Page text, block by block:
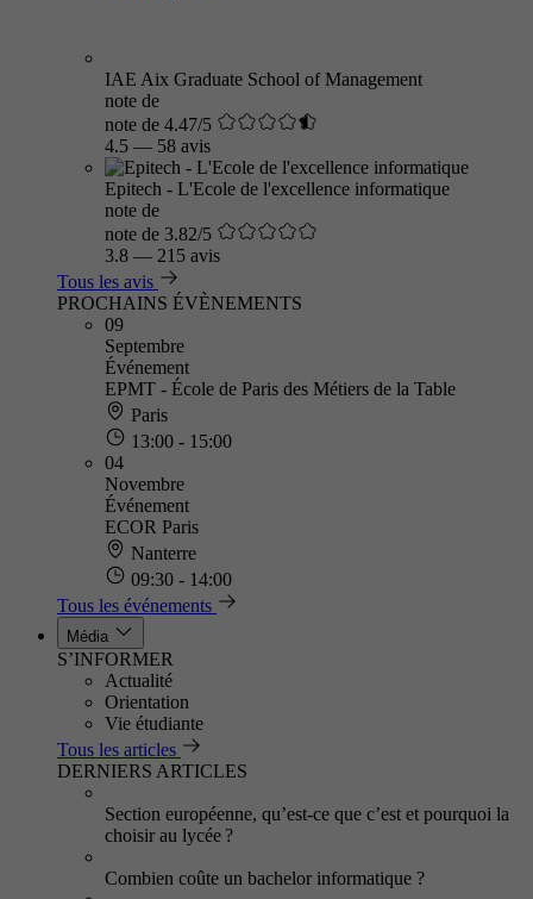
IAE Aix Graduate School of Management
note de
note de 4.47/5
4.5 — 58 avis
Epitech - L'Ecole de l'excellence informatique
note de
note de 3.82/5
3.8 — 215 avis
Tous les avis
PROCHAINS ÉVÈNEMENTS
09
Septembre
Événement
EPMT - École de Paris des Métiers de la Table
Paris
13:00 - 15:00
04
Novembre
Événement
ECOR Paris
Nanterre
09:30 - 14:00
Tous les événements
Média
S’INFORMER
Actualité
Orientation
Vie étudiante
Tous les articles
DERNIERS ARTICLES
Section européenne, qu’est-ce que c’est et pourquoi la
choisir au lycée ?
Combien coûte un bachelor informatique ?